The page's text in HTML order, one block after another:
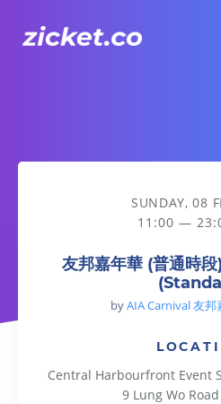
友邦嘉年華 (普通時段) | AIA
SUNDAY, 08
11:00 —
友邦嘉年華 (普通時
byAIA Carnival 友邦
Central Harbourfront Event
9 Lung Wo